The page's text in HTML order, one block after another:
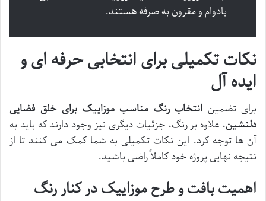
بادوام و مقرون به صرفه هستند.
نکات تکمیلی برای انتخابی حرفه ای و
ایده آل
برای تضمین انتخاب رنگ مناسب موزاییک برای خلق فضایی
دلنشین، علاوه بر رنگ، جزئیات دیگری نیز وجود دارند که باید به
آن ها توجه کرد. این نکات تکمیلی به شما کمک می کنند تا از
نتیجه نهایی پروژه خود کاملاً راضی باشید.
اهمیت بافت و طرح موزاییک در کنار رنگ